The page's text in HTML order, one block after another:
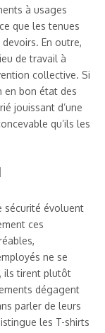
à usages
que les tenues
En outre,
de travail à
collective. Si
en bon état des
jouissant d’une
qu’ils les
sécurité évoluent
ces
ne se
ils tirent plutôt
dégagent
parler de leurs
les T-shirts